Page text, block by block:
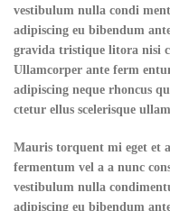
vestibulum nulla condi
adipiscing eu bibendum
gravida tristique litora nisi
Ullamcorper ante ferm
adipiscing neque rhoncus
ctetur ellus scelerisque
Mauris torquent mi eget et
fermentum vel a a nunc
vestibulum nulla
adipiscing eu bibendum